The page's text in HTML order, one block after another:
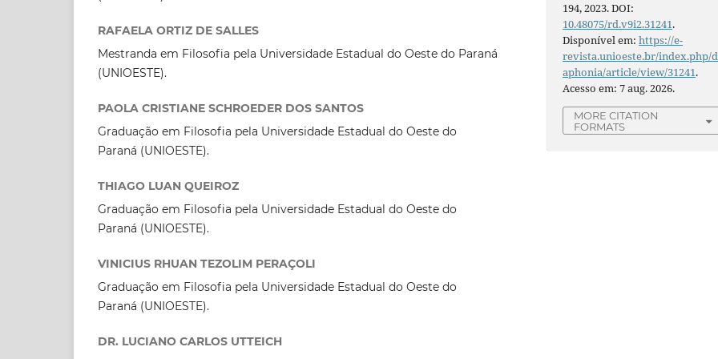
RAFAELA ORTIZ DE SALLES
Mestranda em Filosofia pela Universidade Estadual do Oeste do Paraná
(UNIOESTE).
PAOLA CRISTIANE SCHROEDER DOS SANTOS
Graduação em Filosofia pela Universidade Estadual do Oeste do
Paraná (UNIOESTE).
THIAGO LUAN QUEIROZ
Graduação em Filosofia pela Universidade Estadual do Oeste do
Paraná (UNIOESTE).
VINICIUS RHUAN TEZOLIM PERAÇOLI
Graduação em Filosofia pela Universidade Estadual do Oeste do
Paraná (UNIOESTE).
DR. LUCIANO CARLOS UTTEICH
194, 2023. DOI:
10.48075/rd.v9i2.31241.
Disponível em:https://e-
revista.unioeste.br/index.php/
aphonia/article/view/31241.
Acesso em: 7 aug. 2026.
MORE CITATION
FORMATS